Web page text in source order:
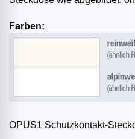
Farben:
OPUS1 Schutzkontakt-